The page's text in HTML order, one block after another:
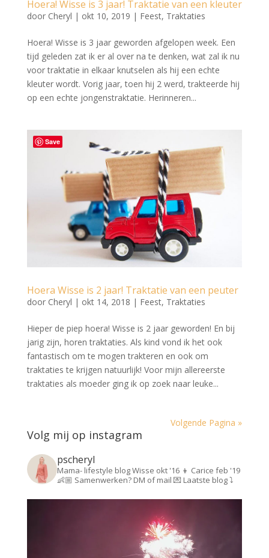
Hoera! Wisse is 3 jaar! Traktatie van een kleuter
door Cheryl | okt 10, 2019 | Feest, Traktaties
Hoera! Wisse is 3 jaar geworden afgelopen week. Een
tijd geleden zat ik er al over na te denken, wat zal ik nu
voor traktatie in elkaar knutselen als hij een echte
kleuter wordt. Vorig jaar, toen hij 2 werd, trakteerde hij
op een echte jongenstraktatie. Herinneren...
Hoera Wisse is 2 jaar! Traktatie van een peuter
door Cheryl | okt 14, 2018 | Feest, Traktaties
Hieper de piep hoera! Wisse is 2 jaar geworden! En bij
jarig zijn, horen traktaties. Als kind vond ik het ook
fantastisch om te mogen trakteren en ook om
traktaties te krijgen natuurlijk! Voor mijn allereerste
traktaties als moeder ging ik op zoek naar leuke...
Volgende Pagina »
Volg mij op instagram
pscheryl
Mama- lifestyle blogWisse okt '16 👦 Carice feb '19
👶🏼 Samenwerken? DM of mail 💌Laatste blog ⤵️
Save